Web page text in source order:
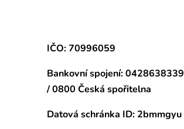
IČO: 70996059
Bankovní spojení:0428638339
/ 0800 Česká spořitelna
Datová schránka ID: 2bmmgyu